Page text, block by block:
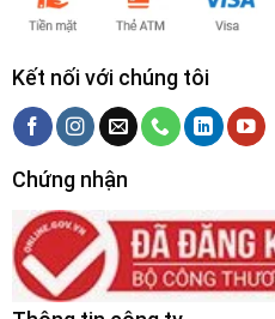
Kết nối với chúng tôi
Chứng nhận